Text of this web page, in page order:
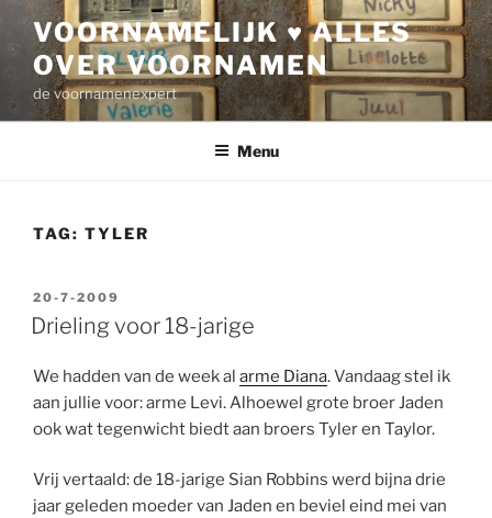
inhoud
VOORNAMELIJK ♥ ALLES
OVER VOORNAMEN
de voornamenexpert
Menu
TAG: TYLER
GEPLAATST
OP
20-7-2009
Drieling voor 18-jarige
We hadden van de week al arme Diana. Vandaag stel ik
aan jullie voor: arme Levi. Alhoewel grote broer Jaden
ook wat tegenwicht biedt aan broers Tyler en Taylor.
Vrij vertaald: de 18-jarige Sian Robbins werd bijna drie
jaar geleden moeder van Jaden en beviel eind mei van